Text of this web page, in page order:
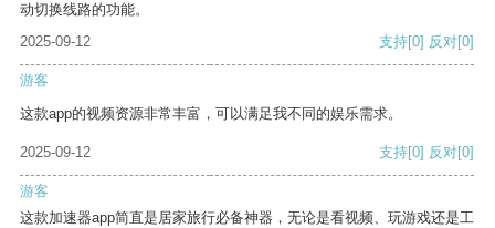
动切换线路的功能。
2025-09-12
支持[0] 反对[0]
游客
这款app的视频资源非常丰富，可以满足我不同的娱乐需求。
2025-09-12 支持[0] 反对[0]
游客
这款加速器app简直是居家旅行必备神器，无论是看视频、玩游戏还是工